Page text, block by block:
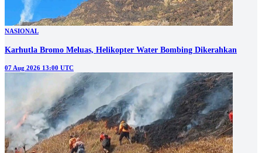
NASIONAL
Karhutla Bromo Meluas, Helikopter Water Bombing Dikerahkan
07 Aug 2026 13:00 UTC